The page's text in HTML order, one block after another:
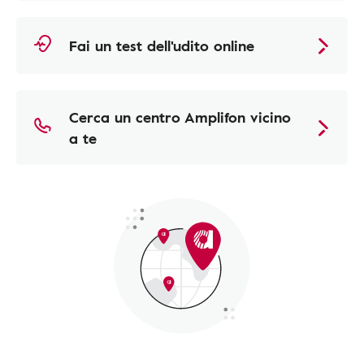
Fai un test dell'udito online
Cerca un centro Amplifon vicino
a te